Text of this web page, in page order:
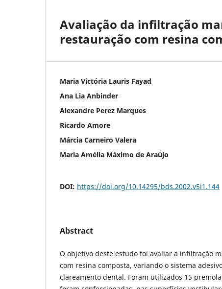
Avaliação da infiltração
restauração com resina
Maria Victória Lauris Fayad
Ana Lia Anbinder
Alexandre Perez Marques
Ricardo Amore
Márcia Carneiro Valera
Maria Amélia Máximo de Araújo
DOI: https://doi.org/10.14295/bds.2002.v5i1.144
Abstract
O objetivo deste estudo foi avaliar a infiltração
com resina composta, variando o sistema
clareamento dental. Foram utilizados 15